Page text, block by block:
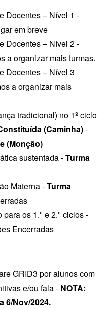
Docentes – Nível 1 -
em breve
Docentes – Nível 2 -
a organizar mais turmas.
Docentes – Nível 3
a organizar mais
tradicional) no 1º ciclo
(Caminha)-
(Monção)
sustentada -Turma
Materna -Turma
os 1.º e 2.º ciclos -
Encerradas
GRID3 por alunos com
e/ou fala - NOTA:
6/Nov/2024.